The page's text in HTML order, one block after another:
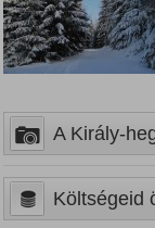
A Király-
Költségeid